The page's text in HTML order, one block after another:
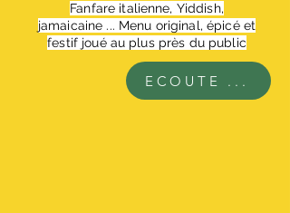
Fanfare italienne, Yiddish,
jamaicaine ... Menu original, épicé et
festif joué au plus près du public
ECOUTE ...